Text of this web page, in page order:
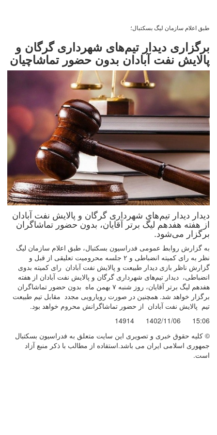
طبق اعلام سازمان لیگ‌ بسکتبال؛
برگزاری دیدار تیم‌های شهرداری گرگان و
پالایش نفت آبادان بدون حضور تماشاچیان
دیدار دیدار تیم‌های شهرداری گرگان و پالایش نفت آبادان
از هفته هفدهم لیگ برتر آقایان، بدون حضور تماشاگران
برگزار می‌شود.
به گزارش روابط عمومی فدراسیون بسکتبال، طبق اعلام سازمان لیگ
نظر به رای کمیته انضباطی و ۲ جلسه محرومیت تعلیقی از قبل و
گزارش ناظر بازی دیدار طبیعت و پالایش نفت آبادان رای کمیته بدوی
انضباطی، دیدار تیم‌های شهرداری گرگان و پالایش نفت آبادان از هفته
هفدهم لیگ برتر آقایان، روز شنبه ۷ بهمن ماه بدون حضور تماشاگران
برگزار خواهد شد. همچنین در صورت رویارویی مجدد مقابل تیم طبیعت
تیم پالایش نفت آبادان از حضور تماشاگرانش محروم خواهد بود.
15:06
1402/11/06
14914
© کليه حقوق خبری و تصويری اين سايت متعلق به فدراسیون بسکتبال
جمهوری اسلامی ایران می باشد.استفاده از مطالب با ذكر منبع آزاد
است.